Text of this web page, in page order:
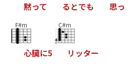
黙って る とでも 思っ
F#m
心臓に5
C#m
リ ッター